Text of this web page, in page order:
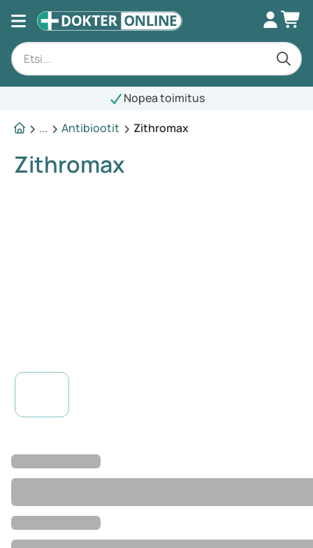
Nopea toimitus
...
Antibiootit Zithromax
Zithromax